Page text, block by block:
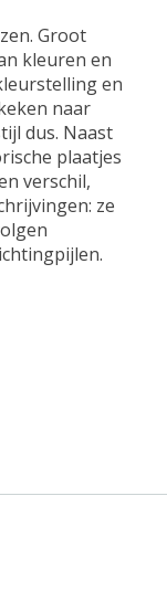
Groot
kleuren en
en
naar
dus. Naast
plaatjes
verschil,
ze